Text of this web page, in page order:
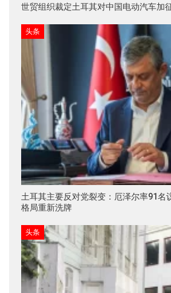
世贸组织裁定土耳其对中国电动汽车加
头条
土耳其主要反对党裂变：厄泽尔率91名
格局重新洗牌
头条